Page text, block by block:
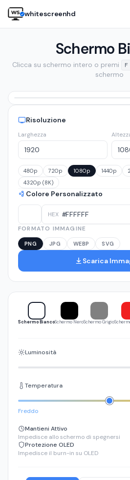
whitescreenhd
🇬🇧EN 🇧🇷PT 🇪🇸ES
Open white
Schermo
Clicca su schermo intero o premi F
schermo
Risoluzione
Larghezza
480p 720p 1080p 1440p
4320p (8K)
Colore Personalizzato
HEX
FORMATO IMMAGINE
PNG JPG WEBP SVG
Scarica
Schermo BiancoSchermo NeroSchermo Grigio
Luminosità
Temperatura
Freddo
Mantieni Attivo
Impedisce allo schermo di spegnersi
Protezione OLED
Impedisce il burn-in su OLED